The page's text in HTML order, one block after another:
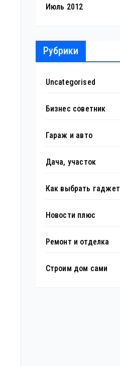
Июль 2012
Рубрики
Uncategorised
Бизнес советник
Гараж и авто
Дача, участок
Как выбрать гаджет
Новости плюс
Ремонт и отделка
Строим дом сами